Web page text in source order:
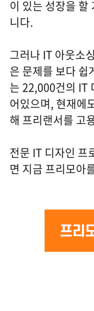
이 있는 성장을 할
니다.
그러나 IT 아웃소
은 문제를 보다 쉽
는 22,000건의 IT
어있으며, 현재에
해 프리랜서를 고
전문 IT 디자인 프
면 지금 프리모아